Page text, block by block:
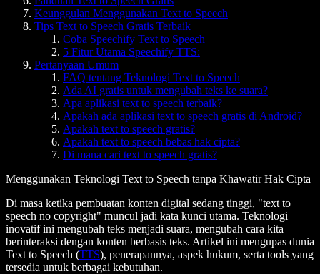
Keunggulan Menggunakan Text to Speech
Tips Text to Speech Gratis Terbaik
Coba Speechify Text to Speech
5 Fitur Utama Speechify TTS:
Pertanyaan Umum
FAQ tentang Teknologi Text to Speech
Ada AI gratis untuk mengubah teks ke suara?
Apa aplikasi text to speech terbaik?
Apakah ada aplikasi text to speech gratis di Android?
Apakah text to speech gratis?
Apakah text to speech bebas hak cipta?
Di mana cari text to speech gratis?
Menggunakan Teknologi Text to Speech tanpa Khawatir Hak Cipta
Di masa ketika pembuatan konten digital sedang tinggi, "text to
speech no copyright" muncul jadi kata kunci utama. Teknologi
inovatif ini mengubah teks menjadi suara, mengubah cara kita
berinteraksi dengan konten berbasis teks. Artikel ini mengupas dunia
Text to Speech (TTS), penerapannya, aspek hukum, serta tools yang
tersedia untuk berbagai kebutuhan.